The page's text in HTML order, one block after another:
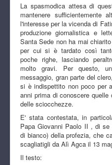
La spasmodica attesa di
mantenere sufficientemente
l'interesse per la vicenda di
produzione giornalistica e
Santa Sede non ha mai
per cui si è tardato così
poche righe, lasciando
molto gravi. Per questo,
messaggio, gran parte del
si è indispettito non poco per
anni prima di conoscere
delle sciocchezze.
E' stata contestata, in
Papa Giovanni Paolo II , di
di bianco) della profezia, che
scagliatigli da Alì Agca il 13
Il testo: